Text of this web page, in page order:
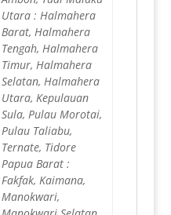
Utara : Halmahera
Barat, Halmahera
Tengah, Halmahera
Timur, Halmahera
Selatan, Halmahera
Utara, Kepulauan
Sula, Pulau Morotai,
Pulau Taliabu,
Ternate, Tidore
Papua Barat :
Fakfak, Kaimana,
Manokwari,